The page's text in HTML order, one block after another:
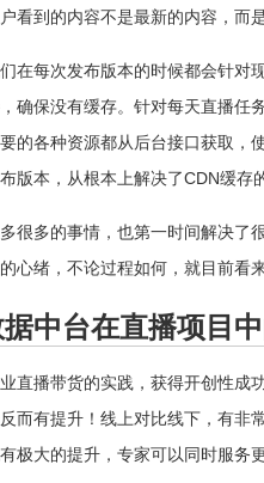
看到的内容不是最新的内容，而
在每次发布版本的时候都会针对
确保没有缓存。针对每天直播任
的各种资源都从后台接口获取，
版本，从根本上解决了CDN缓存
很多的事情，也第一时间解决了
心绪，不论过程如何，就目前看
中台在直播项目
直播带货的实践，获得开创性成
而有提升！线上对比线下，有非
极大的提升，专家可以同时服务